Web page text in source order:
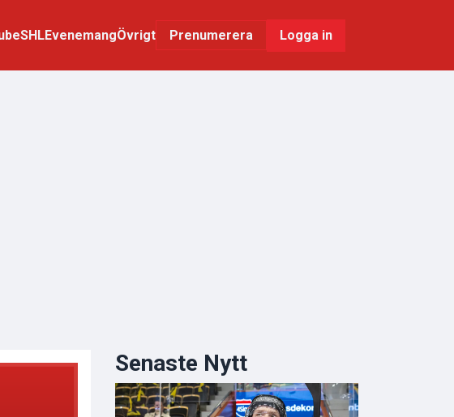
SHLEvenemangÖvrigt Prenumerera Logga in
Senaste Nytt